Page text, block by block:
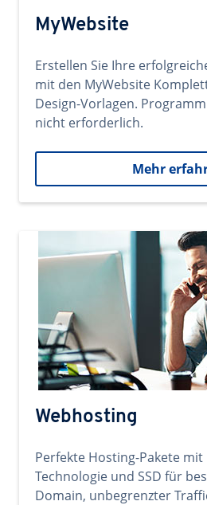
MyWebsite
Erstellen Sie Ihre
mit den MyWebsite
Design-Vorlagen.
nicht erforderlich.
Mehr
Webhosting
Perfekte Hosting-Pakete
Technologie und SSD für
Domain, unbegrenzter